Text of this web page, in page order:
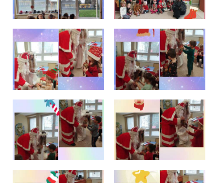
Školská jedáleň
Jedálny lístok
Kontakt
Ochrana osobných
údajov – GDPR
Vzdelávanie
zamestnancov